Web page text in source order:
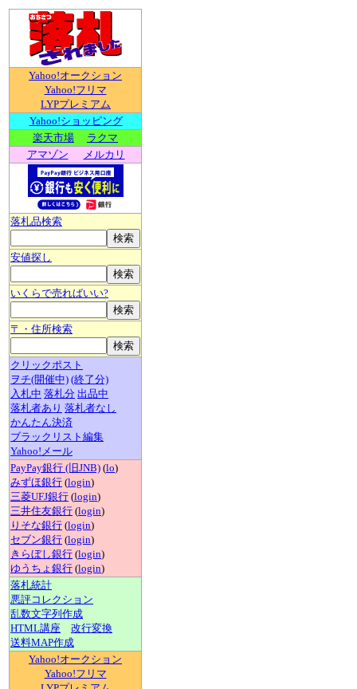
Yahoo!オークション
Yahoo!フリマ
LYPプレミアム
Yahoo!ショッピング
楽天市場
ラクマ
アマゾン
メルカリ
落札品検索
安値探し
いくらで売ればいい?
〒・住所検索
クリックポスト
ヲチ(開催中) (終了分)
入札中 落札分 出品中
落札者あり 落札者なし
かんたん決済
ブラックリスト編集
Yahoo!メール
PayPay銀行 (旧JNB) (lo)
みずほ銀行 (login)
三菱UFJ銀行 (login)
三井住友銀行 (login)
りそな銀行 (login)
セブン銀行 (login)
きらぼし銀行 (login)
ゆうちょ銀行 (login)
落札統計
悪評コレクション
乱数文字列作成
HTML講座
改行変換
送料MAP作成
Yahoo!オークション
Yahoo!フリマ